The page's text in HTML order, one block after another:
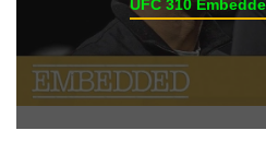
UFC 310